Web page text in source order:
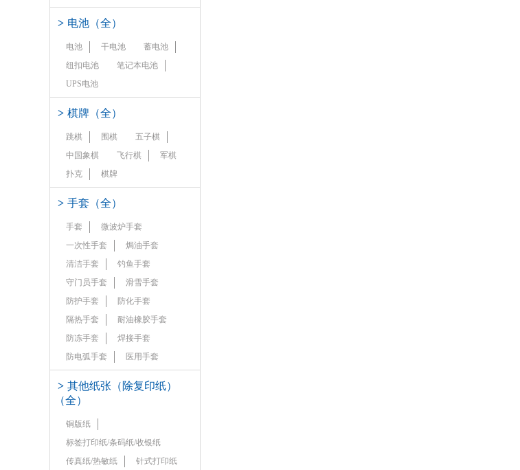
> 电池（全）
电池 干电池
蓄电池
纽扣电池
笔记本电池
UPS电池
> 棋牌（全）
跳棋 围棋
五子棋
中国象棋
飞行棋
军棋
扑克
棋牌
> 手套（全）
手套
微波炉手套
一次性手套
焗油手套
清洁手套
钓鱼手套
守门员手套
滑雪手套
防护手套
防化手套
隔热手套
耐油橡胶手套
防冻手套
焊接手套
防电弧手套
医用手套
> 其他纸张（除复印纸）
（全）
铜版纸
标签打印纸/条码纸/收银纸
传真纸/热敏纸
针式打印纸